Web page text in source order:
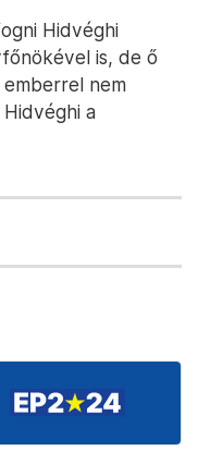
Hidvéghi
is, de ő
nem
a